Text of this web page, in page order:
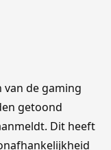
de gaming
getoond
Dit heeft